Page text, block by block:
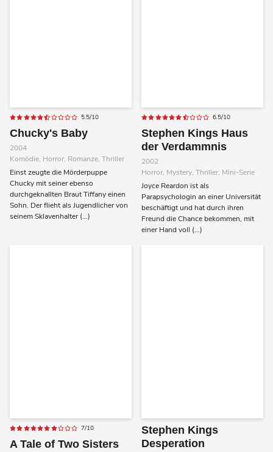
5.5/10
Chucky's Baby
2004
Komödie, Horror, Romanze, Thriller
Einst zeugte die Mörderpuppe
Chucky mit seiner ebenso
durchgeknallten Braut Tiffany einen
Sohn. Der flieht als Jugendlicher von
seinem Sklavenhalter (...)
6.5/10
Stephen Kings Haus
der Verdammnis
2002
Horror, Mystery, Thriller, Mini-Serie
Joyce Reardon ist als
Parapsychologin an einer Universität
beschäftigt und hat durch ihren
Freund die Chance bekommen, mit
einer Hand voll (...)
7/10
A Tale of Two Sisters
Stephen Kings
Desperation